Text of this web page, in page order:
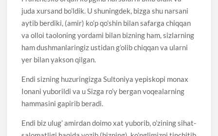
juda xursand bo’ldik. U shuningdek, bizga shu narsani
aytib berdiki, (amir) ko’p qo’shin bilan safarga chiqqan
va olloi taoloning yordami bilan bizning ham, sizlarning
ham dushmanlaringiz ustidan g’olib chiqqan va ularni
yer bilan yakson qilgan.
Endi sizning huzuringizga Sultoniya yepiskopi monax
Ionani yuborildi va u Sizga ro’y bergan voqealarning
hammasini gapirib beradi.
Endi biz ulug’ amirdan doimo xat yuborib, o’zining sihat-